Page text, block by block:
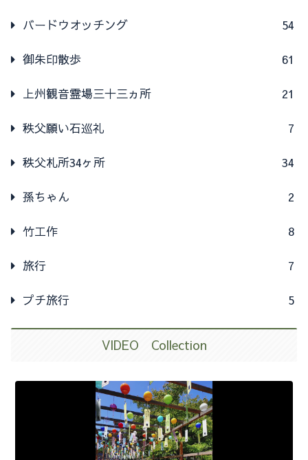
バードウオッチング 54
御朱印散歩 61
上州観音霊場三十三ヵ所 21
秩父願い石巡礼 7
秩父札所34ヶ所 34
孫ちゃん 2
竹工作 8
旅行 7
プチ旅行 5
VIDEO Collection